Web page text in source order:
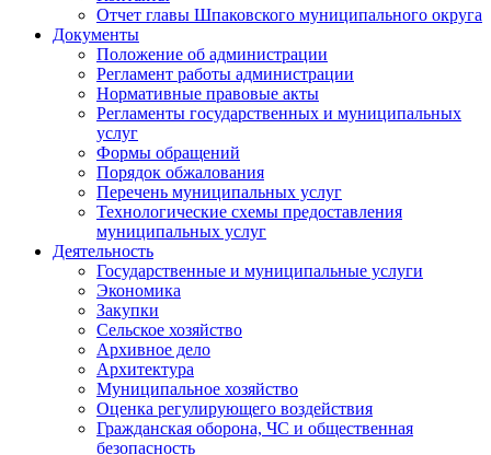
Отчет главы Шпаковского муниципального округа
Документы
Положение об администрации
Регламент работы администрации
Нормативные правовые акты
Регламенты государственных и муниципальных
услуг
Формы обращений
Порядок обжалования
Перечень муниципальных услуг
Технологические схемы предоставления
муниципальных услуг
Деятельность
Государственные и муниципальные услуги
Экономика
Закупки
Сельское хозяйство
Архивное дело
Архитектура
Муниципальное хозяйство
Оценка регулирующего воздействия
Гражданская оборона, ЧС и общественная
безопасность